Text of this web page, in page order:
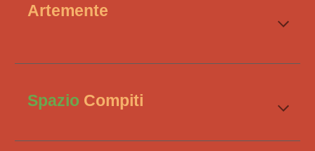
Artemente
Spazio Compiti